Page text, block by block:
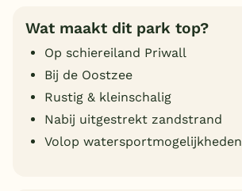
Wat maakt dit park top?
Op schiereiland Priwall
Bij de Oostzee
Rustig & kleinschalig
Nabij uitgestrekt zandstrand
Volop watersportmogelijkheden